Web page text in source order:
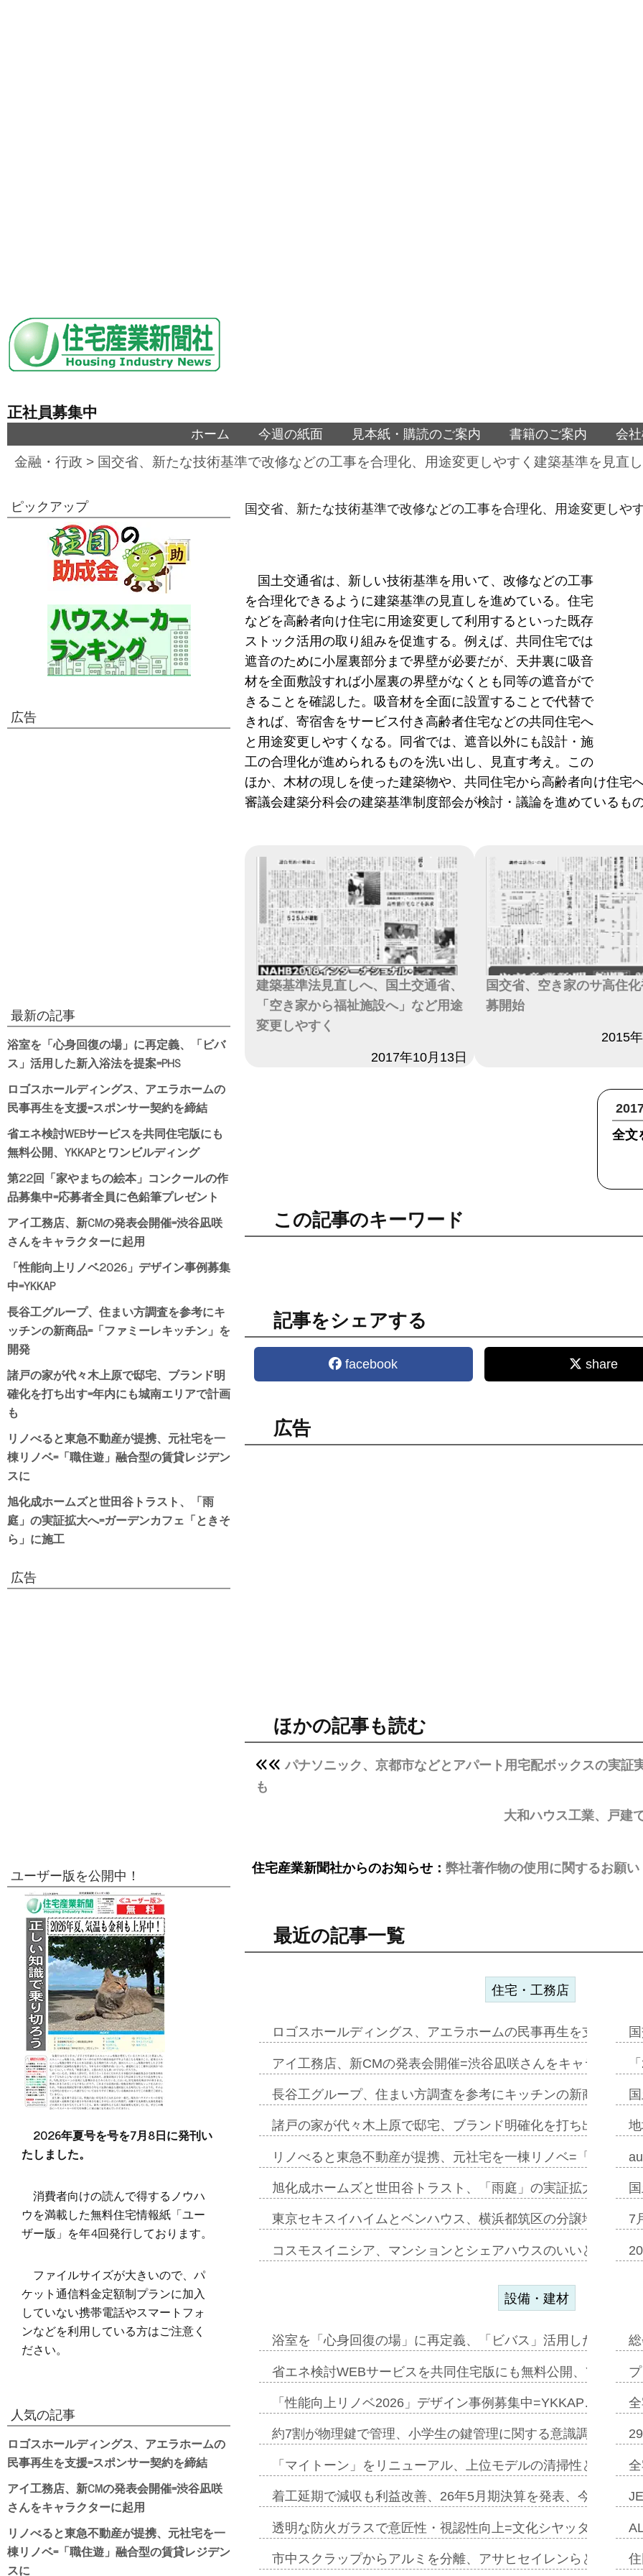
正社員募集中
ホーム 今週の紙面 見本紙・購読のご案内 書籍のご案内 会
金融・行政 > 国交省、新たな技術基準で改修などの工事を合理化、用途変更しやすく建築基準を見直し
国交省、新たな技術基準で改修などの工事を合理化、用途変更しや
国土交通省は、新しい技術基準を用いて、改修などの工事
を合理化できるように建築基準の見直しを進めている。住宅
などを高齢者向け住宅に用途変更して利用するといった既存
ストック活用の取り組みを促進する。例えば、共同住宅では
遮音のために小屋裏部分まで界壁が必要だが、天井裏に吸音
材を全面敷設すれば小屋裏の界壁がなくとも同等の遮音がで
きることを確認した。吸音材を全面に設置することで代替で
きれば、寄宿舎をサービス付き高齢者住宅などの共同住宅へ
と用途変更しやすくなる。同省では、遮音以外にも設計・施
工の合理化が進められるものを洗い出し、見直す考え。この
ほか、木材の現しを使った建築物や、共同住宅から高齢者向け住宅
審議会建築分科会の建築基準制度部会が検討・議論を進めているも
建築基準法見直しへ、国土交通省、
「空き家から福祉施設へ」など用途
変更しやすく
2017年10月13日
国交省、空き家のサ高住
募開始
2015
全文
この記事のキーワード
記事をシェアする
facebook share
広告
ほかの記事も読む
パナソニック、京都市などとアパート用宅配ボックスの実
も
大和ハウス工業、戸建
住宅産業新聞社からのお知らせ： 弊社著作物の使用に関するお願い
最近の記事一覧
住宅・工務店
ロゴスホールディングス、アエラホームの民事再生を支援=ス
アイ工務店、新CMの発表会開催=渋谷凪咲さんをキャラクタ
長谷工グループ、住まい方調査を参考にキッチンの新商品=「
諸戸の家が代々木上原で邸宅、ブランド明確化を打ち出す=年
リノべると東急不動産が提携、元社宅を一棟リノベ=「職住遊
旭化成ホームズと世田谷トラスト、「雨庭」の実証拡大へ=ガ
東京セキスイハイムとベンハウス、横浜都筑区の分譲地開発で
コスモスイニシア、マンションとシェアハウスのいいとこどり
7
設備・建材
浴室を「心身回復の場」に再定義、「ビバス」活用した新入浴
省エネ検討WEBサービスを共同住宅版にも無料公開、YKKAP
「性能向上リノベ2026」デザイン事例募集中=YKKAP…
約7割が物理鍵で管理、小学生の鍵管理に関する意識調査
「マイトーン」をリニューアル、上位モデルの清掃性と安全
着工延期で減収も利益改善、26年5月期決算を発表、今期は増
透明な防火ガラスで意匠性・視認性向上=文化シヤッター…
市中スクラップからアルミを分離、アサヒセイレンらと協働開
ピックアップ
広告
最新の記事
浴室を「心身回復の場」に再定義、「ビバ
ス」活用した新入浴法を提案=PHS
ロゴスホールディングス、アエラホームの
民事再生を支援=スポンサー契約を締結
省エネ検討WEBサービスを共同住宅版にも
無料公開、YKKAPとワンビルディング
第22回「家やまちの絵本」コンクールの作
品募集中=応募者全員に色鉛筆プレゼント
アイ工務店、新CMの発表会開催=渋谷凪咲
さんをキャラクターに起用
「性能向上リノベ2026」デザイン事例募集
中=YKKAP
長谷工グループ、住まい方調査を参考にキ
ッチンの新商品=「ファミーレキッチン」を
開発
諸戸の家が代々木上原で邸宅、ブランド明
確化を打ち出す=年内にも城南エリアで計画
も
リノべると東急不動産が提携、元社宅を一
棟リノベ=「職住遊」融合型の賃貸レジデン
スに
旭化成ホームズと世田谷トラスト、「雨
庭」の実証拡大へ=ガーデンカフェ「ときそ
ら」に施工
広告
ユーザー版を公開中！
2026年夏号を号を7月8日に発刊い
たしました。
消費者向けの読んで得するノウハ
ウを満載した無料住宅情報紙「ユー
ザー版」を年4回発行しております。
ファイルサイズが大きいので、パ
ケット通信料金定額制プランに加入
していない携帯電話やスマートフォ
ンなどを利用している方はご注意く
ださい。
人気の記事
ロゴスホールディングス、アエラホームの
民事再生を支援=スポンサー契約を締結
アイ工務店、新CMの発表会開催=渋谷凪咲
さんをキャラクターに起用
リノべると東急不動産が提携、元社宅を一
棟リノベ=「職住遊」融合型の賃貸レジデン
スに